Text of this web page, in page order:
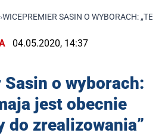
›WICEPREMIER SASIN O WYBORACH:
04.05.2020, 14:37
o wyborach:
jest obecnie
do zrealizowania”